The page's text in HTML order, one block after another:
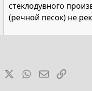
стеклодувного
(речной песок) не
FacebookWhatsAppСсылка